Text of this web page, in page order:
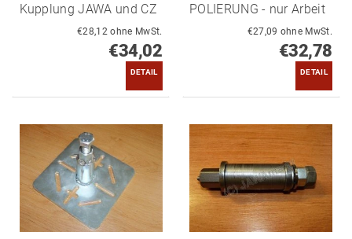
Kupplung JAWA und CZ
€28,12 ohne MwSt.
€34,02
DETAIL
POLIERUNG - nur Arbeit
€27,09 ohne MwSt.
€32,78
DETAIL